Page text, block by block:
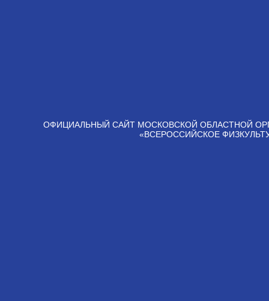
ОФИЦИАЛЬНЫЙ САЙТ МОСКОВСКОЙ ОБЛАСТНОЙ
«ВСЕРОССИЙСКОЕ